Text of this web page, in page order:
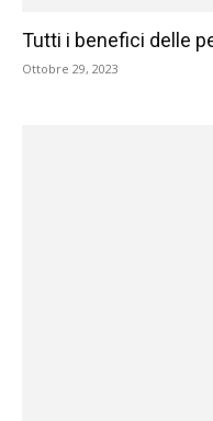
Tutti i benefici delle
Ottobre 29, 2023